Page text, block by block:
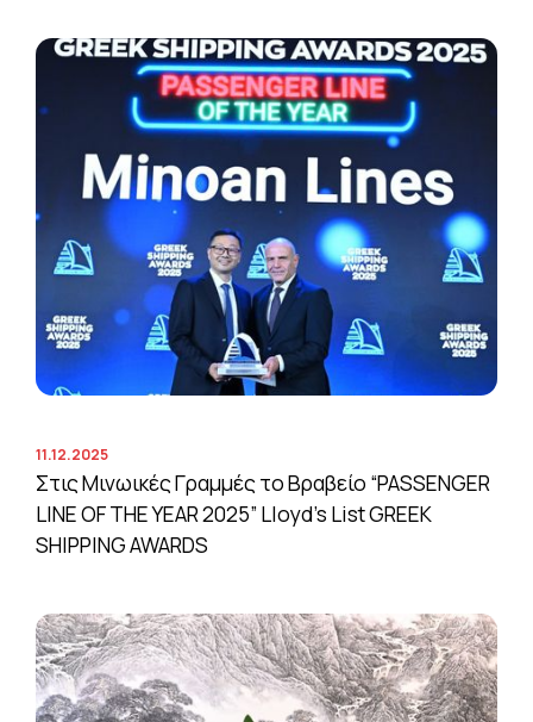
11.12.2025
Στις Μινωικές Γραμμές το Βραβείο “PASSENGER
LINE OF THE YEAR 2025” Lloyd’s List GREEK
SHIPPING AWARDS